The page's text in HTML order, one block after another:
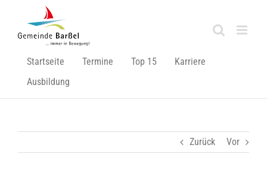
springen
Startseite Termine Top 15
Karriere
Ausbildung
Zurück Vor